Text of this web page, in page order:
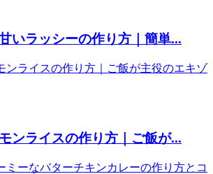
いラッシーの作り方｜簡単...
ンライスの作り方｜ご飯が...